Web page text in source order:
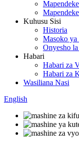
Kuhusu Sisi
Historia
Masoko ya
Onyesho
Habari
Habari za
Habari za
Wasiliana Nasi
English